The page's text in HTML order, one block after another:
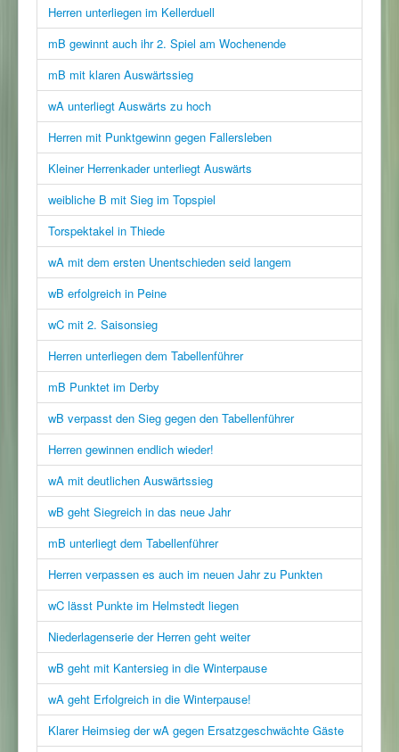
Herren unterliegen im Kellerduell
mB gewinnt auch ihr 2. Spiel am Wochenende
mB mit klaren Auswärtssieg
wA unterliegt Auswärts zu hoch
Herren mit Punktgewinn gegen Fallersleben
Kleiner Herrenkader unterliegt Auswärts
weibliche B mit Sieg im Topspiel
Torspektakel in Thiede
wA mit dem ersten Unentschieden seid langem
wB erfolgreich in Peine
wC mit 2. Saisonsieg
Herren unterliegen dem Tabellenführer
mB Punktet im Derby
wB verpasst den Sieg gegen den Tabellenführer
Herren gewinnen endlich wieder!
wA mit deutlichen Auswärtssieg
wB geht Siegreich in das neue Jahr
mB unterliegt dem Tabellenführer
Herren verpassen es auch im neuen Jahr zu Punkten
wC lässt Punkte im Helmstedt liegen
Niederlagenserie der Herren geht weiter
wB geht mit Kantersieg in die Winterpause
wA geht Erfolgreich in die Winterpause!
Klarer Heimsieg der wA gegen Ersatzgeschwächte Gäste